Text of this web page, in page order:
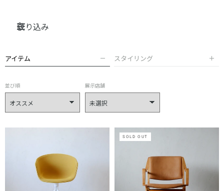
絞り込み
アイテム スタイリング
並び順 展示店舗
SOLD OUT